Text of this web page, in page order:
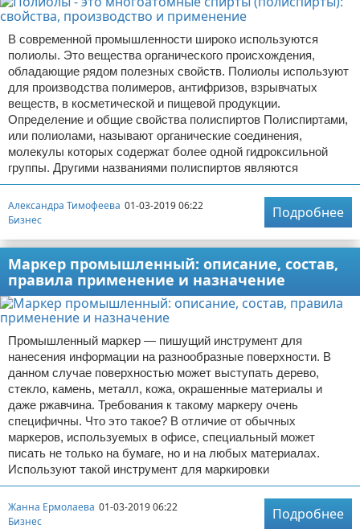
В современной промышленности широко используются
полиолы. Это вещества органического происхождения,
обладающие рядом полезных свойств. Полиолы используют
для производства полимеров, антифризов, взрывчатых
веществ, в косметической и пищевой продукции.
Определение и общие свойства полиспиртов Полиспиртами,
или полиолами, называют органические соединения,
молекулы которых содержат более одной гидроксильной
группы. Другими названиями полиспиртов являются
Александра Тимофеева 01-03-2019 06:22
Бизнес
Подробнее
Маркер промышленный: описание, состав,
правила применение и назначение
Промышленный маркер — пишущий инструмент для
нанесения информации на разнообразные поверхности. В
данном случае поверхностью может выступать дерево,
стекло, камень, металл, кожа, окрашенные материалы и
даже ржавчина. Требования к такому маркеру очень
специфичны. Что это такое? В отличие от обычных
маркеров, используемых в офисе, специальный может
писать не только на бумаге, но и на любых материалах.
Используют такой инструмент для маркировки
Жанна Ермолаева 01-03-2019 06:22
Бизнес
Подробнее